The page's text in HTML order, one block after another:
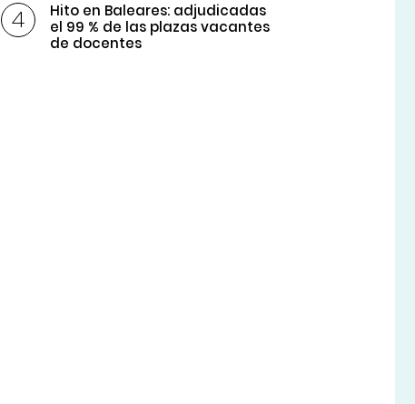
Hito en Baleares: adjudicadas
el 99 % de las plazas vacantes
de docentes